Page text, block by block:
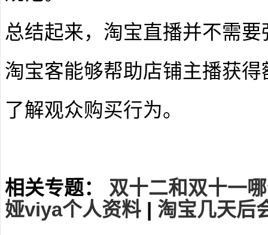
总结起来，淘宝直播并不需
淘宝客能够帮助店铺主播获
了解观众购买行为。
相关专题： 双十二和双十一
娅viya个人资料 | 淘宝几天后